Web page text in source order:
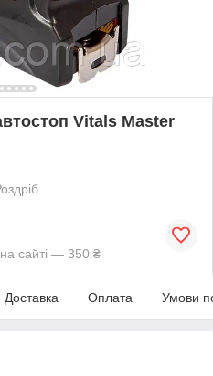
Vitals Master
сайті — 350 ₴
Доставка Оплата Умови